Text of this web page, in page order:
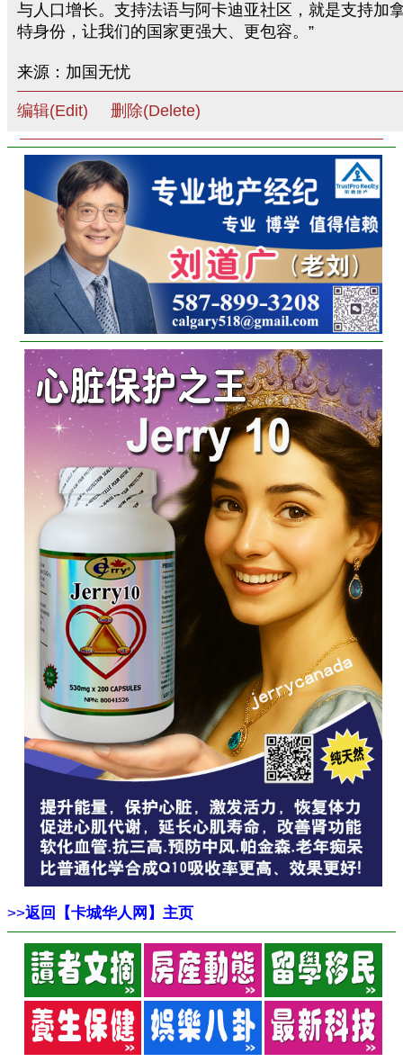
与人口增长。支持法语与阿卡迪亚社区，就是支持加
特身份，让我们的国家更强大、更包容。”
来源：加国无忧
编辑(Edit) 删除(Delete)
>>返回【卡城华人网】主页